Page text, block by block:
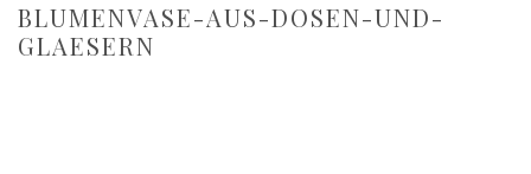
BLUMENVASE-AUS-DOSEN-UND-
GLAESERN